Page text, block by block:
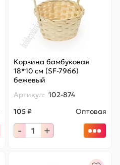
Корзина бамбуковая
18*10 см (SF-7966)
бежевый
Артикул: 102-874
105 ₽
Оптовая
- +